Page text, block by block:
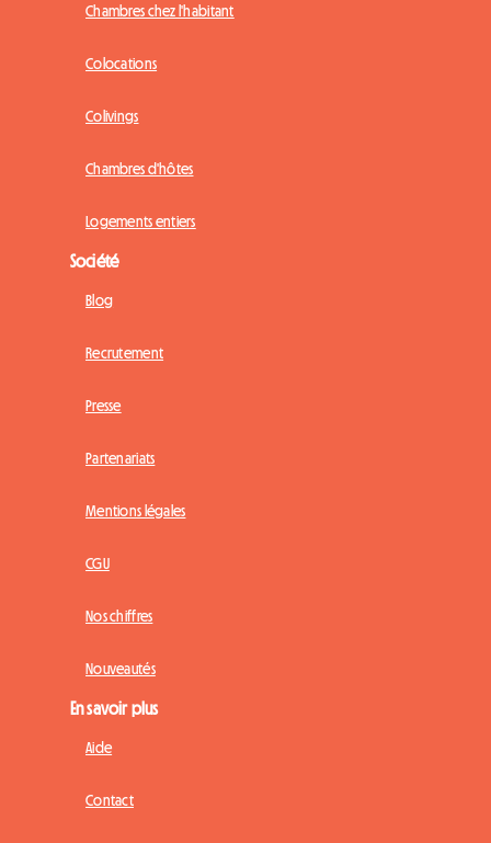
Chambres chez l'habitant
Colocations
Colivings
Chambres d'hôtes
Logements entiers
Société
Blog
Recrutement
Presse
Partenariats
Mentions légales
CGU
Nos chiffres
Nouveautés
En savoir plus
Aide
Contact